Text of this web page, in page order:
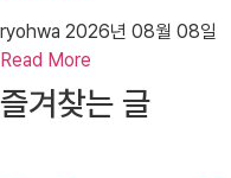
ryohwa 2026년 08월 08일
Read More
즐겨찾는 글